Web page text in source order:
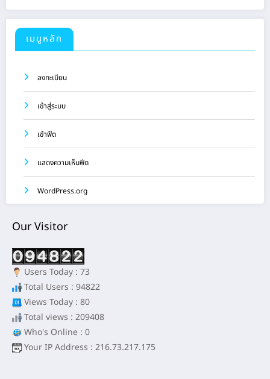
เมนูหลัก
ลงทะเบียน
เข้าสู่ระบบ
เข้าฟีด
แสดงความเห็นฟีด
WordPress.org
Our Visitor
Users Today : 73
Total Users : 94822
Views Today : 80
Total views : 209408
Who's Online : 0
Your IP Address : 216.73.217.175